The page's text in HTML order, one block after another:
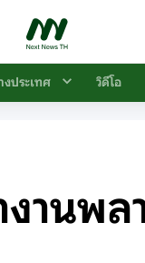
งประเทศ วิดีโอ
านพ